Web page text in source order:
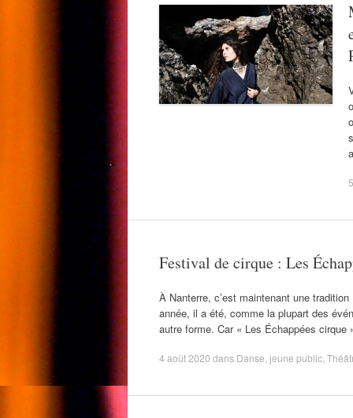
Festival de cirque : Les
À Nanterre, c’est maintenant une
année, il a été, comme la plupart des
autre forme. Car « Les Échappées
4 août 2020 dans Danse jeune public